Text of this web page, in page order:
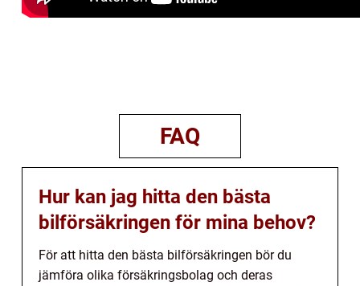
FAQ
Hur kan jag hitta den bästa
bilförsäkringen för mina behov?
För att hitta den bästa bilförsäkringen bör du
jämföra olika försäkringsbolag och deras